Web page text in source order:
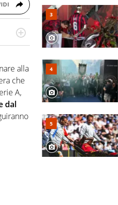
lui ne
alla
che
A,
dal